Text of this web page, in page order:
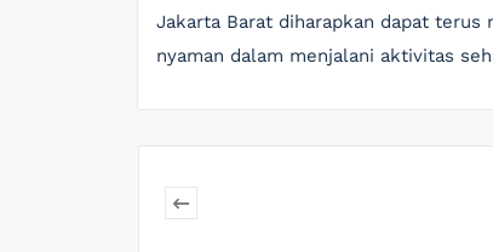
Jakarta Barat diharapkan dapat terus
nyaman dalam menjalani aktivitas